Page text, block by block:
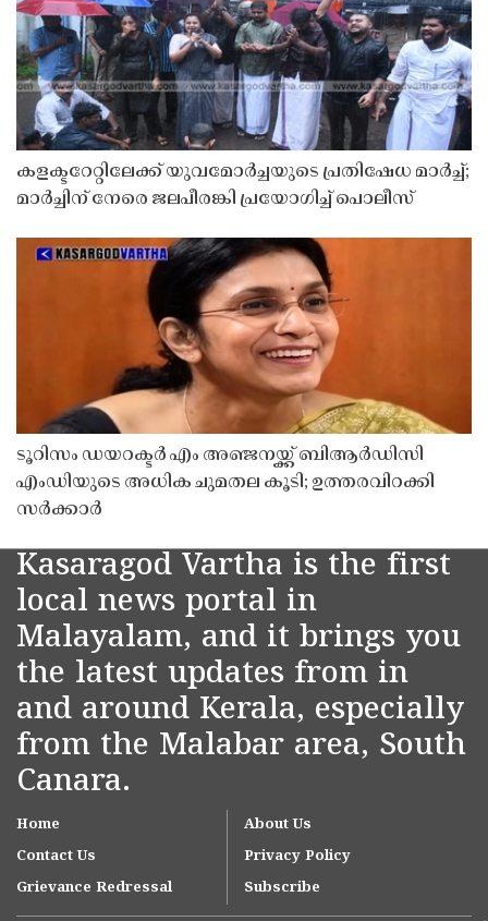
കളക്ടറേറ്റിലേക്ക് യുവമോർച്ചയുടെ പ്രതിഷേധ മാർച്ച്;
മാർച്ചിന് നേരെ ജലപീരങ്കി പ്രയോഗിച്ച് പൊലീസ്
ടൂറിസം ഡയറക്ടർ എം അഞ്ജനയ്ക്ക് ബിആർഡിസി
എംഡിയുടെ അധിക ചുമതല കൂടി; ഉത്തരവിറക്കി
സർക്കാർ
Kasaragod Vartha is the first
local news portal in
Malayalam, and it brings you
the latest updates from in
and around Kerala, especially
from the Malabar area, South
Canara.
Home
About Us
Contact Us
Privacy Policy
Grievance Redressal
Subscribe